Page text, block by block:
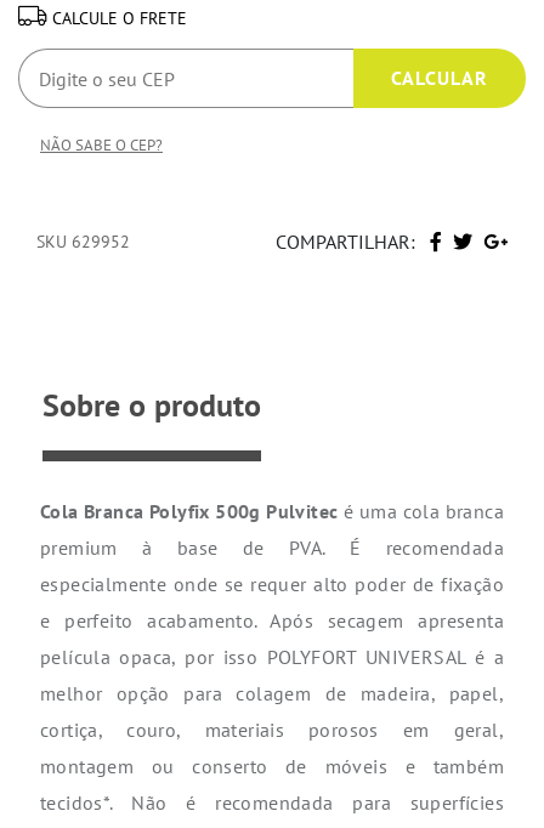
CALCULE O FRETE
NÃO SABE O CEP?
SKU 629952 COMPARTILHAR:
Sobre o produto
Cola Branca Polyfix 500g Pulvitec é uma cola branca
premium à base de PVA. É recomendada
especialmente onde se requer alto poder de fixação
e perfeito acabamento. Após secagem apresenta
película opaca, por isso POLYFORT UNIVERSAL é a
melhor opção para colagem de madeira, papel,
cortiça, couro, materiais porosos em geral,
montagem ou conserto de móveis e também
tecidos*. Não é recomendada para superfícies